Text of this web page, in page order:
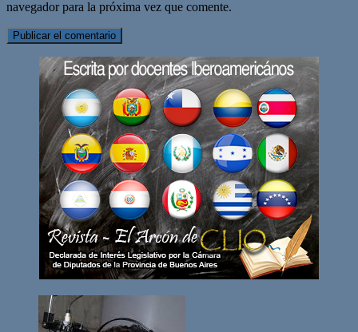
navegador para la próxima vez que comente.